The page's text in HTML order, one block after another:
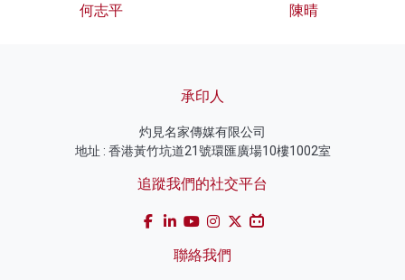
何志平 陳晴
承印人
灼見名家傳媒有限公司
地址 : 香港黃竹坑道21號環匯廣場10樓1002室
追蹤我們的社交平台
聯絡我們